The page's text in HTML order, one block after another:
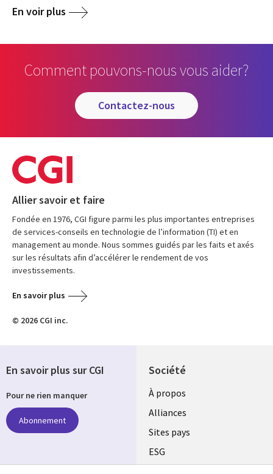
En voir plus
Comment pouvons-nous vous aider?
contactez-nous
Allier savoir et faire
Fondée en 1976, CGI figure parmi les plus importantes entreprises
de services-conseils en technologie de l’information (TI) et en
management au monde. Nous sommes guidés par les faits et axés
sur les résultats afin d’accélérer le rendement de vos
investissements.
En savoir plus
© 2026 CGI inc.
Société
À propos
Alliances
Sites pays
ESG
En savoir plus sur CGI
Pour ne rien manquer
Abonnement